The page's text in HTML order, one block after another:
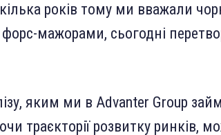
років тому ми вважали
мажорами, сьогодні
яким ми в Advanter Group
траєкторії розвитку ринків,